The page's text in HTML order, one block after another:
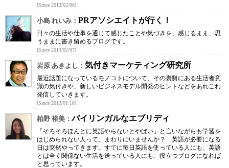
[Since 2013/02/08]
小島 れいみ： PRアソシエイトが行く！
日々の生活や仕事を通じて感じたことや気づきを、感じるまま、思
うままに書き留めるブログです。
[Since 2013/02/07]
岩原 あきよし： 気付きマーケティング研究所
最近話題になっているモノコトについて、その裏側にある生活者意
識の気付きや、新しいビジネスモデル開発のヒントなどをあれこれ
発信していきます。
[Since 2013/01/18]
柏野 裕美：バイリンガルなエブリディ
「そろそろほんとに英語やらないとやばい」と言いながらも学習を
はじめられない人って、まわりにいませんか？ 英語が必要になる
日は突然やってきます。すでに毎日英語を使っている人にも、英語
とは全く関係ない生活を送っている人にも、役立つブログになれば
と思っています。